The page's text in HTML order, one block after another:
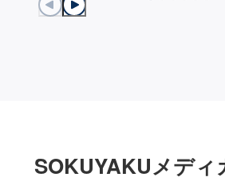
SOKUYAKUメディ